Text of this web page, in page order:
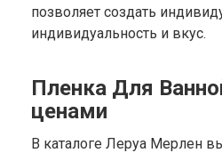
позволяет создать
индивидуальность и вкус.
Пленка Для
ценами
В каталоге Леруа Мерлен